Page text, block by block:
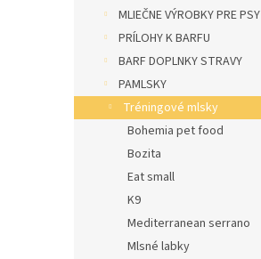
MLIEČNE VÝROBKY PRE PSY
PRÍLOHY K BARFU
BARF DOPLNKY STRAVY
PAMLSKY
Tréningové mlsky
Bohemia pet food
Bozita
Eat small
K9
Mediterranean serrano
Mlsné labky